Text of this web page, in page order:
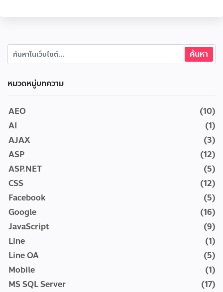
หมวดหมู่บทความ
AEO
(10)
AI
(1)
AJAX
(3)
ASP
(12)
ASP.NET
(5)
CSS
(12)
Facebook
(5)
Google
(16)
JavaScript
(9)
Line
(1)
Line OA
(5)
Mobile
(1)
MS SQL Server
(17)